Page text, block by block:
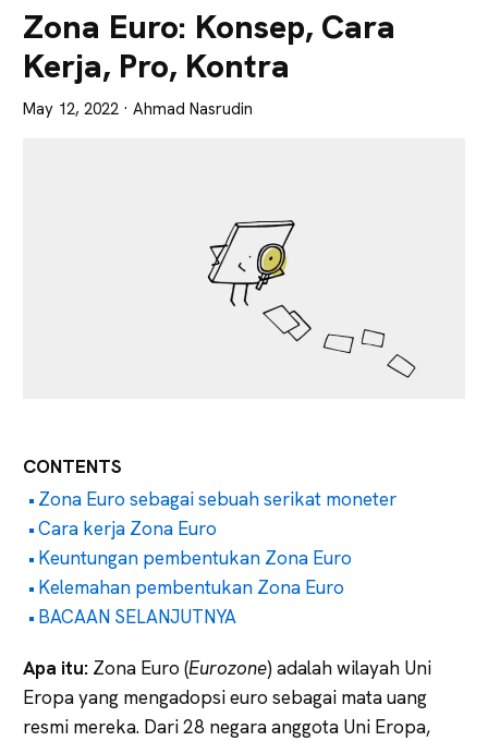
Tajam
Zona Euro: Konsep, Cara
Kerja, Pro, Kontra
May 12, 2022 · Ahmad Nasrudin
CONTENTS
Zona Euro sebagai sebuah serikat moneter
Cara kerja Zona Euro
Keuntungan pembentukan Zona Euro
Kelemahan pembentukan Zona Euro
BACAAN SELANJUTNYA
Apa itu: Zona Euro (Eurozone) adalah wilayah Uni
Eropa yang mengadopsi euro sebagai mata uang
resmi mereka. Dari 28 negara anggota Uni Eropa,